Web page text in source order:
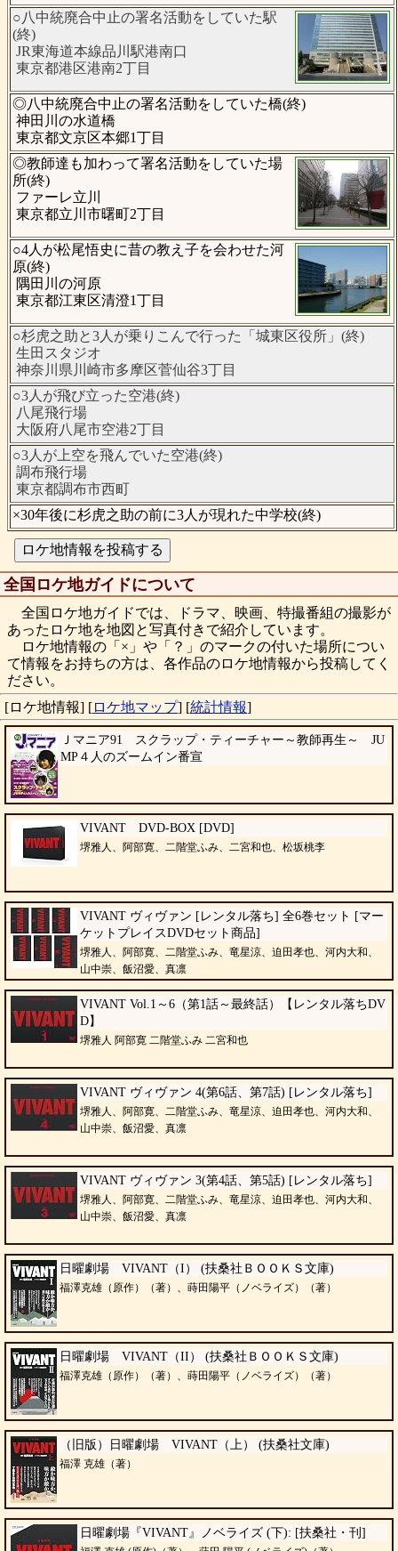
○八中統廃合中止の署名活動をしていた駅
(終)
JR東海道本線品川駅港南口
東京都港区港南2丁目
◎八中統廃合中止の署名活動をしていた橋(終)
神田川の水道橋
東京都文京区本郷1丁目
◎教師達も加わって署名活動をしていた場
所(終)
ファーレ立川
東京都立川市曙町2丁目
○4人が松尾悟史に昔の教え子を会わせた河
原(終)
隅田川の河原
東京都江東区清澄1丁目
○杉虎之助と3人が乗りこんで行った「城東区役所」(終)
生田スタジオ
神奈川県川崎市多摩区菅仙谷3丁目
○3人が飛び立った空港(終)
八尾飛行場
大阪府八尾市空港2丁目
○3人が上空を飛んでいた空港(終)
調布飛行場
東京都調布市西町
×30年後に杉虎之助の前に3人が現れた中学校(終)
全国ロケ地ガイドについて
全国ロケ地ガイドでは、ドラマ、映画、特撮番組の撮影が
あったロケ地を地図と写真付きで紹介しています。
ロケ地情報の「×」や「？」のマークの付いた場所につい
て情報をお持ちの方は、各作品のロケ地情報から投稿してく
ださい。
[ロケ地情報] [ロケ地マップ] [統計情報]
Ｊマニア91 スクラップ・ティーチャー～教師再生～ JU
MP４人のズームイン番宣
VIVANT DVD-BOX [DVD]
堺雅人、阿部寛、二階堂ふみ、二宮和也、松坂桃李
VIVANT ヴィヴァン [レンタル落ち] 全6巻セット [マー
ケットプレイスDVDセット商品]
堺雅人、阿部寛、二階堂ふみ、竜星涼、迫田孝也、河内大和、
山中崇、飯沼愛、真凛
VIVANT Vol.1～6（第1話～最終話）【レンタル落ちDV
D】
堺雅人 阿部寛 二階堂ふみ 二宮和也
VIVANT ヴィヴァン 4(第6話、第7話) [レンタル落ち]
堺雅人、阿部寛、二階堂ふみ、竜星涼、迫田孝也、河内大和、
山中崇、飯沼愛、真凛
VIVANT ヴィヴァン 3(第4話、第5話) [レンタル落ち]
堺雅人、阿部寛、二階堂ふみ、竜星涼、迫田孝也、河内大和、
山中崇、飯沼愛、真凛
日曜劇場 VIVANT（I） (扶桑社ＢＯＯＫＳ文庫)
福澤克雄（原作）（著）、蒔田陽平（ノベライズ）（著）
日曜劇場 VIVANT（II） (扶桑社ＢＯＯＫＳ文庫)
福澤克雄（原作）（著）、蒔田陽平（ノベライズ）（著）
（旧版）日曜劇場 VIVANT（上） (扶桑社文庫)
福澤 克雄（著）
日曜劇場『VIVANT』ノベライズ (下): [扶桑社・刊]